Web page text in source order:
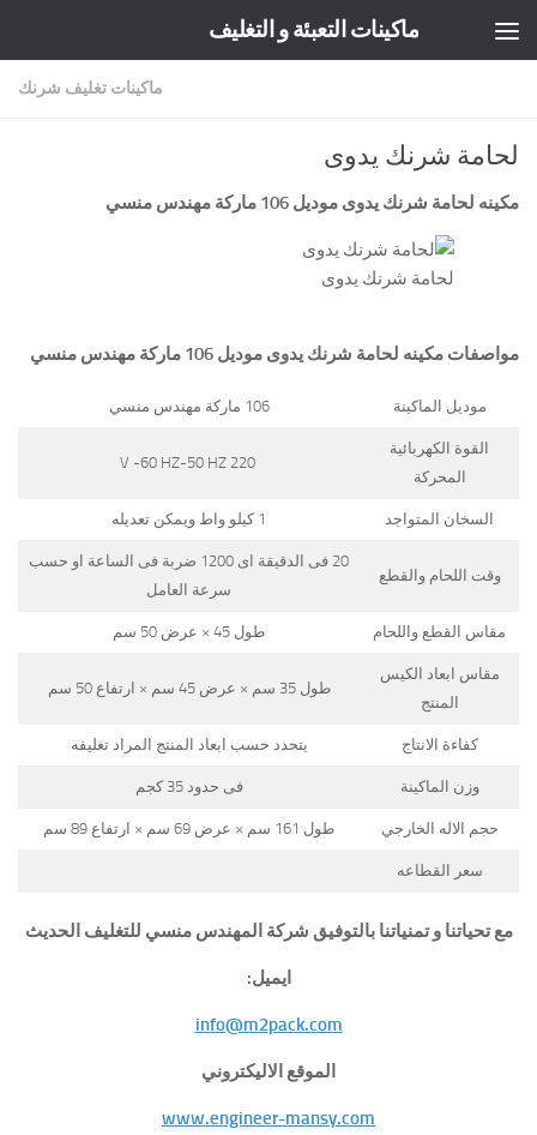
ماكينات التعبئة و التغليف
ماكينات تغليف شرنك
لحامة شرنك يدوى
مكينه لحامة شرنك يدوى موديل 106 ماركة مهندس منسي
لحامة شرنك يدوى
مواصفات مكينه لحامة شرنك يدوى موديل 106 ماركة مهندس منسي
موديل الماكينة 106 ماركة مهندس منسي
القوة الكهربائية
المحركة
220 V -60 HZ-50 HZ
السخان المتواجد 1 كيلو واط ويمكن تعديله
وقت اللحام والقطع
20 فى الدقيقة اى 1200 ضربة فى الساعة او حسب
سرعة العامل
مقاس القطع واللحام طول 45 × عرض 50 سم
مقاس ابعاد الكيس
المنتج
طول 35 سم × عرض 45 سم × ارتفاع 50 سم
كفاءة الانتاج يتحدد حسب ابعاد المنتج المراد تغليفه
وزن الماكينة فى حدود 35 كجم
حجم الاله الخارجي طول 161 سم × عرض 69 سم × ارتفاع 89 سم
سعر القطاعه
مع تحياتنا و تمنياتنا بالتوفيق شركة المهندس منسي للتغليف الحديث
ايميل:
info@m2pack.com
الموقع الاليكتروني
www.engineer-mansy.com